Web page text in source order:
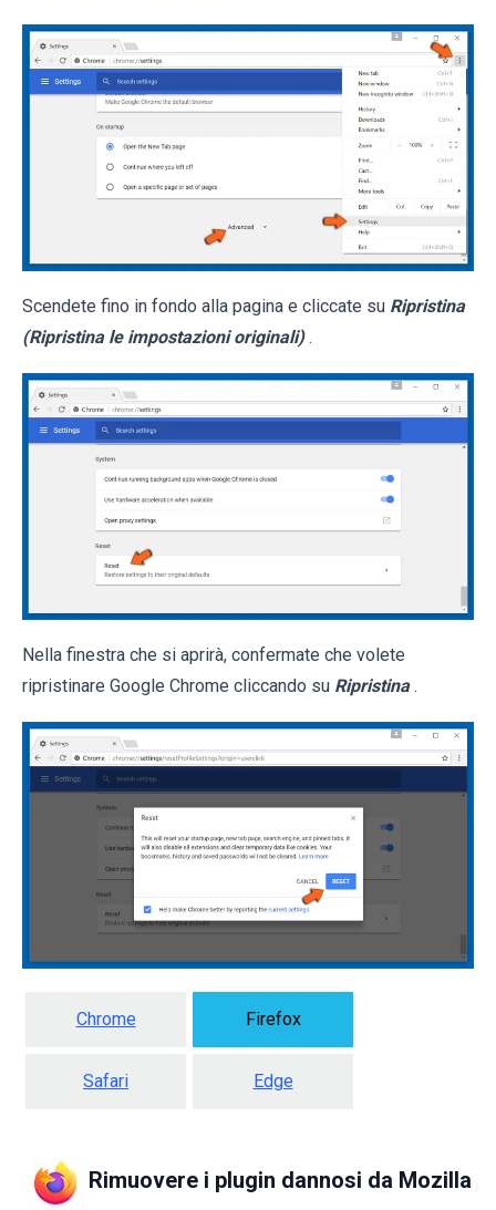
Scendete fino in fondo alla pagina e cliccate su Ripristina
(Ripristina le impostazioni originali) .
Nella finestra che si aprirà, confermate che volete
ripristinare Google Chrome cliccando su Ripristina .
Chrome Firefox
Safari Edge
Rimuovere i plugin dannosi da Mozilla